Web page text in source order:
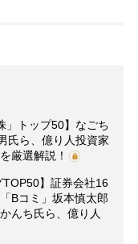
」トップ50】なごち
氏ら、億り人投資家
厳選解説！
TOP50】証券会社16
Bコミ」坂本慎太郎
んち氏ら、億り人